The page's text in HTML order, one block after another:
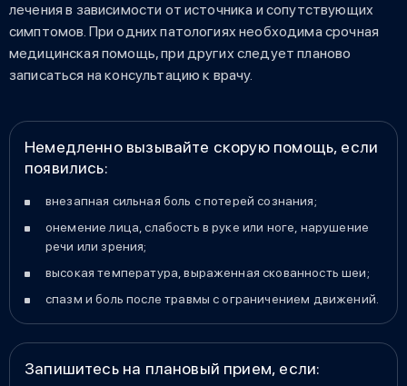
лечения в зависимости от источника и сопутствующих
симптомов. При одних патологиях необходима срочная
медицинская помощь, при других следует планово
записаться на консультацию к врачу.
Немедленно вызывайте скорую помощь, если
появились:
внезапная сильная боль с потерей сознания;
онемение лица, слабость в руке или ноге, нарушение
речи или зрения;
высокая температура, выраженная скованность шеи;
спазм и боль после травмы с ограничением движений.
Запишитесь на плановый прием, если: